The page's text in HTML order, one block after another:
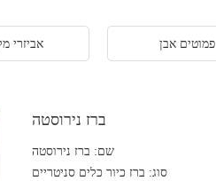
אביזרי פמוטים אבן
ברז נירוסטה
שם: ברז נירוסטה
סוג: ברז כיור כלים סניטריים